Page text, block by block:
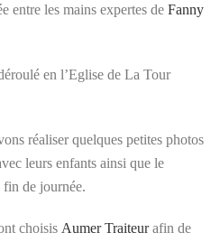
entre les mains expertes de Fanny
en l’Eglise de La Tour
réaliser quelques petites photos
leurs enfants ainsi que le
fin de journée.
choisis Aumer Traiteurafin de